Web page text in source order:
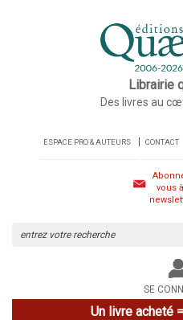
Librairie
Des livres au
ESPACE PRO & AUTEURS CONTACT
vous
le
SE
Un livre acheté